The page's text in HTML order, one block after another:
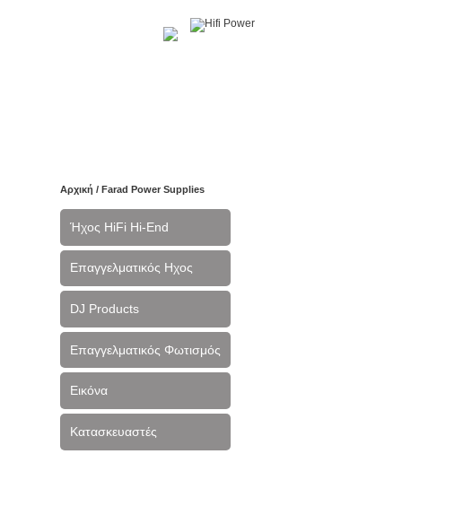
Αρχική / Farad Power Supplies
Ήχος HiFi Hi-End
Επαγγελματικός Ηχος
DJ Products
Επαγγελματικός Φωτισμός
Εικόνα
Κατασκευαστές